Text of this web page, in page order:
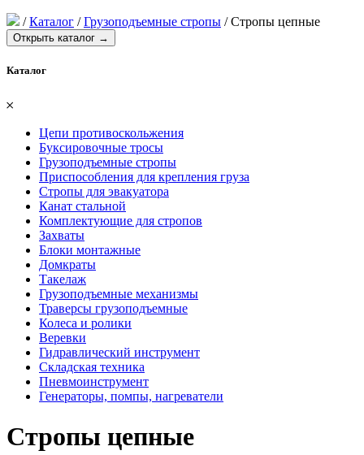
/Каталог /Грузоподъемные стропы /Стропы цепные
Открыть каталог →
Каталог
𐄂
Цепи противоскольжения
Буксировочные тросы
Грузоподъемные стропы
Приспособления для крепления груза
Стропы для эвакуатора
Канат стальной
Комплектующие для стропов
Захваты
Блоки монтажные
Домкраты
Такелаж
Грузоподъемные механизмы
Траверсы грузоподъемные
Колеса и ролики
Веревки
Гидравлический инструмент
Складская техника
Пневмоинструмент
Генераторы, помпы, нагреватели
Стропы цепные